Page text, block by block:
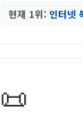
현재 1위: 인터넷
📜